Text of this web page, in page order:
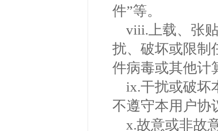
件”等。
viii.上载、张
扰、破坏或限制
件病毒或其他计
ix.干扰或破坏
不遵守本用户协
x.故意或非故